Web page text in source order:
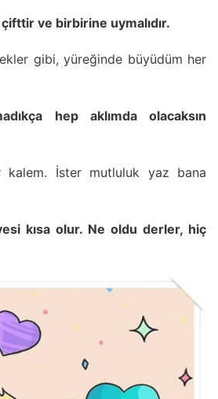
ve birbirine uymalıdır.
gibi, yüreğinde büyüdüm her
hep aklımda olacaksın
kalem. İster mutluluk yaz bana
kısa olur. Ne oldu derler, hiç